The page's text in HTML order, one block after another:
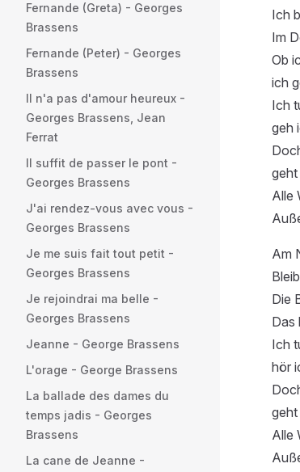
Fernande (Greta) - Georges
Brassens
Fernande (Peter) - Georges
Brassens
Il n'a pas d'amour heureux -
Georges Brassens, Jean
Ferrat
Il suffit de passer le pont -
Georges Brassens
J'ai rendez-vous avec vous -
Georges Brassens
Je me suis fait tout petit -
Georges Brassens
Je rejoindrai ma belle -
Georges Brassens
Jeanne - George Brassens
L'orage - George Brassens
La ballade des dames du
temps jadis - Georges
Brassens
La cane de Jeanne -
Ich
Im
Ob
ich
Ich
geh
geht
Alle
Am
Die
Das
Ich
hör
geht
Alle